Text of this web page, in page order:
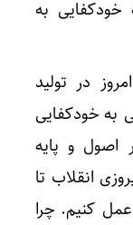
خودکفایی به
در تولید
به خودکفایی
اصول و پایه
انقلاب تا
عمل کنیم. چرا